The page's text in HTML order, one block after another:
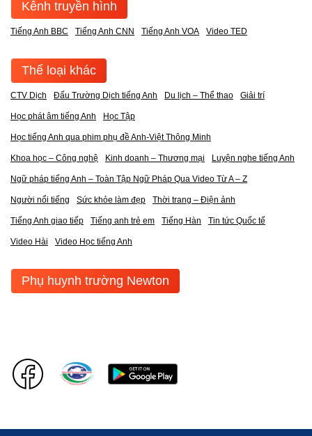
Kênh truyền hình
Tiếng Anh BBC Tiếng Anh CNN Tiếng Anh VOA Video TED
Thể loại khác
CTV Dịch Đấu Trường Dịch tiếng Anh Du lịch – Thể thao Giải trí
Học phát âm tiếng Anh Học Tập
Học tiếng Anh qua phim phụ đề Anh-Việt Thông Minh
Khoa học – Công nghệ Kinh doanh – Thương mại Luyện nghe tiếng Anh
Ngữ pháp tiếng Anh – Toàn Tập Ngữ Pháp Qua Video Từ A – Z
Người nổi tiếng Sức khỏe làm đẹp Thời trang – Điện ảnh
Tiếng Anh giao tiếp Tiếng anh trẻ em Tiếng Hàn Tin tức Quốc tế
Video Hài Video Học tiếng Anh
Phụ huynh trường Newton